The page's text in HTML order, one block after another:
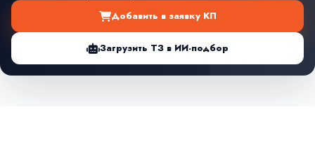
Добавить в заявку КП
Загрузить ТЗ в ИИ-подбор